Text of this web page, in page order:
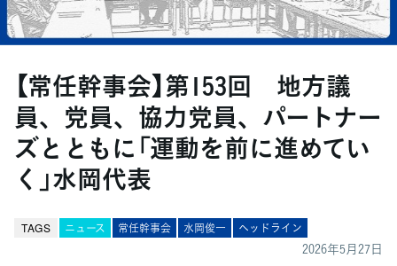
【常任幹事会】第153回 地方議
員、党員、協力党員、パートナー
ズとともに「運動を前に進めてい
く」水岡代表
TAGS ニュース 常任幹事会 水岡俊一 ヘッドライン
2026年5月27日